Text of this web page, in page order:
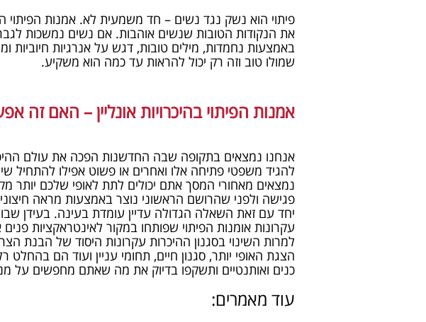
פיתוי הוא נשק נגד נשים – חד משמעית לא. אמנות הפיתוי
את הנקודות הטובות שנשים אוהבות. אם נשים נמשכות
באמצעות נחמדות, מילים טובות, דגש על אנרגיות
שמולו טוב וזה רק יכול להראות עד כמה הוא משקיע.
אמנות הפיתוי בהיכרויות אונליין – האם זה
אנחנו נמצאים בתקופה שבה החדשנות הפכה את עולם
להגיד משפטי פתיחה אלו ואחרים או פשוט אפילו להתחיל
נמצאים מאחורי המסך אתם יכולים לתת לאופי שלכם יותר
פגישה ולפני שהרושם הראשוני נוצר באמצעות מראה
יחד עם זאת השאלה הגדולה עדיין עומדת בעינה. בעידן
עקרונות אומנות הפיתוי שפותחו במקור לאינטראקציות
למרות השינוי בסגנון ההיכרות עקרונות היסוד של הבנת
הצגת האופי יותר, סגנון חיים, תחומי עניין ועוד הם בהחלט
כנים ואותנטיים ותשקפו בדיוק את מה שאתם מחפשים על
עוד מאמרים: